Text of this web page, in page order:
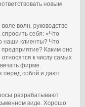
новым
волн, руководство
себя: «Что
наши клиенты? Что
Каким оно
к числу самых
фирме.
перед собой и дают
разрабатывают
виде. Хорошо